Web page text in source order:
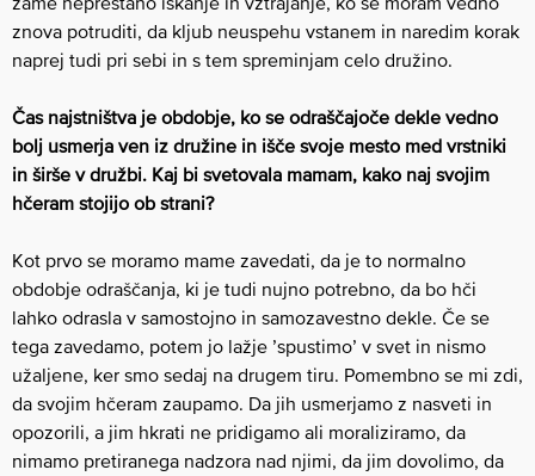
znova potruditi, da kljub neuspehu vstanem in naredim korak
naprej tudi pri sebi in s tem spreminjam celo družino.
Čas najstništva je obdobje, ko se odraščajoče dekle vedno
bolj usmerja ven iz družine in išče svoje mesto med vrstniki
in širše v družbi. Kaj bi svetovala mamam, kako naj svojim
hčeram stojijo ob strani?
Kot prvo se moramo mame zavedati, da je to normalno
obdobje odraščanja, ki je tudi nujno potrebno, da bo hči
lahko odrasla v samostojno in samozavestno dekle. Če se
tega zavedamo, potem jo lažje ’spustimo’ v svet in nismo
užaljene, ker smo sedaj na drugem tiru. Pomembno se mi zdi,
da svojim hčeram zaupamo. Da jih usmerjamo z nasveti in
opozorili, a jim hkrati ne pridigamo ali moraliziramo, da
nimamo pretiranega nadzora nad njimi, da jim dovolimo, da